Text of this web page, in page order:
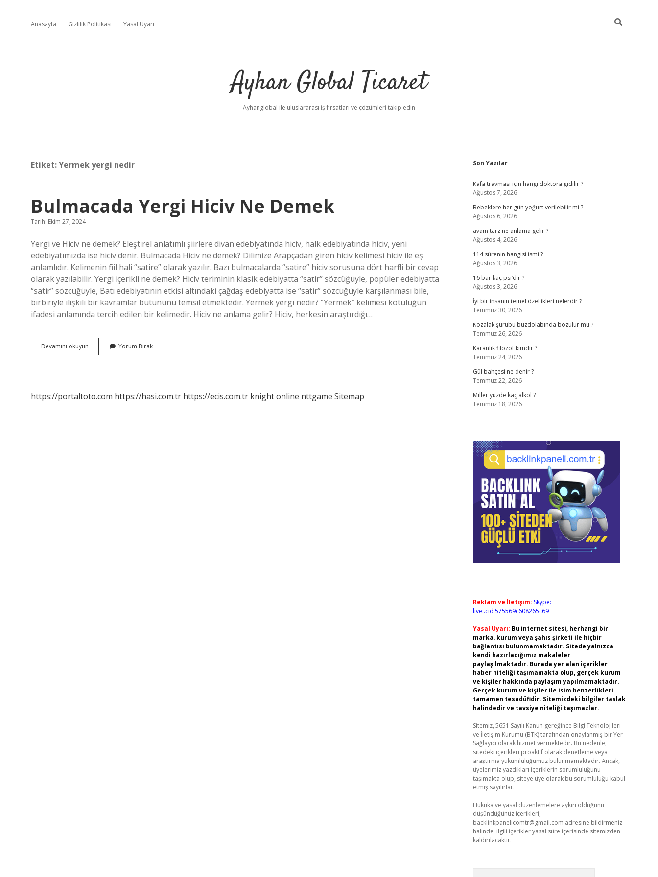
Anasayfa Gizlilik Politikası Yasal Uyarı
Ayhan Global Ticaret
Ayhanglobal ile uluslararası iş fırsatları ve çözümleri takip edin
Etiket:Yermek yergi nedir
Bulmacada Yergi Hiciv Ne Demek
Tarih: Ekim 27, 2024
Yergi ve Hiciv ne demek? Eleştirel anlatımlı şiirlere divan edebiyatında hiciv, halk edebiyatında hiciv, yeni
edebiyatımızda ise hiciv denir. Bulmacada Hiciv ne demek? Dilimize Arapçadan giren hiciv kelimesi hiciv ile eş
anlamlıdır. Kelimenin fiil hali “satire” olarak yazılır. Bazı bulmacalarda “satire” hiciv sorusuna dört harfli bir cevap
olarak yazılabilir. Yergi içerikli ne demek? Hiciv teriminin klasik edebiyatta “satir” sözcüğüyle, popüler edebiyatta
“satir” sözcüğüyle, Batı edebiyatının etkisi altındaki çağdaş edebiyatta ise “satir” sözcüğüyle karşılanması bile,
birbiriyle ilişkili bir kavramlar bütününü temsil etmektedir. Yermek yergi nedir? “Yermek” kelimesi kötülüğün
ifadesi anlamında tercih edilen bir kelimedir. Hiciv ne anlama gelir? Hiciv, herkesin araştırdığı…
Devamını okuyun Bulmacada
Yergi
Yorum Bırak
https://portaltoto.com https://hasi.com.tr https://ecis.com.tr knight online nttgame Sitemap
Sidebar
Son Yazılar
Kafa travması için hangi doktora gidilir ?
Ağustos 7, 2026
Bebeklere her gün yoğurt verilebilir mi ?
Ağustos 6, 2026
avam tarz ne anlama gelir ?
Ağustos 4, 2026
114 sûrenin hangisi ismi ?
Ağustos 3, 2026
16 bar kaç psi’dir ?
Ağustos 3, 2026
İyi bir insanın temel özellikleri nelerdir ?
Temmuz 30, 2026
Kozalak şurubu buzdolabında bozulur mu ?
Temmuz 26, 2026
Karanlık filozof kimdir ?
Temmuz 24, 2026
Gül bahçesi ne denir ?
Temmuz 22, 2026
Miller yüzde kaç alkol ?
Temmuz 18, 2026
Reklam ve İletişim: Skype:
live:.cid.575569c608265c69
Yasal Uyarı: Bu internet sitesi, herhangi bir
marka, kurum veya şahıs şirketi ile hiçbir
bağlantısı bulunmamaktadır. Sitede yalnızca
kendi hazırladığımız makaleler
paylaşılmaktadır. Burada yer alan içerikler
haber niteliği taşımamakta olup, gerçek kurum
ve kişiler hakkında paylaşım yapılmamaktadır.
Gerçek kurum ve kişiler ile isim benzerlikleri
tamamen tesadüfidir. Sitemizdeki bilgiler taslak
halindedir ve tavsiye niteliği taşımazlar.
Sitemiz, 5651 Sayılı Kanun gereğince Bilgi Teknolojileri
ve İletişim Kurumu (BTK) tarafından onaylanmış bir Yer
Sağlayıcı olarak hizmet vermektedir. Bu nedenle,
sitedeki içerikleri proaktif olarak denetleme veya
araştırma yükümlülüğümüz bulunmamaktadır. Ancak,
üyelerimiz yazdıkları içeriklerin sorumluluğunu
taşımakta olup, siteye üye olarak bu sorumluluğu kabul
etmiş sayılırlar.
Hukuka ve yasal düzenlemelere aykırı olduğunu
düşündüğünüz içerikleri,
backlinkpanelicomtr@gmail.com adresine bildirmeniz
halinde, ilgili içerikler yasal süre içerisinde sitemizden
kaldırılacaktır.